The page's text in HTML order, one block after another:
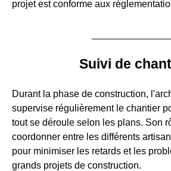
projet est conforme aux
Suivi de
Durant la phase de construction,
supervise régulièrement le chantier
tout se déroule selon les plans. Son
coordonner entre les différents
pour minimiser les retards et les
grands projets de construction.